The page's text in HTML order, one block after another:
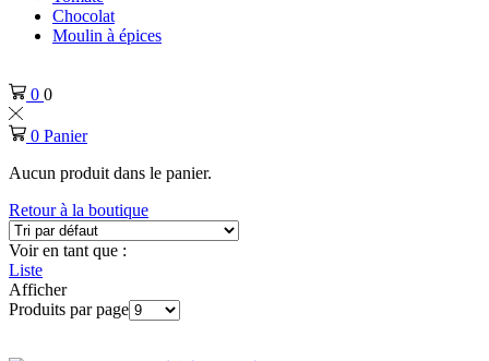
Chocolat
Moulin à épices
0 0
0 Panier
Aucun produit dans le panier.
Retour à la boutique
Voir en tant que :
Liste
Afficher
Produits par page